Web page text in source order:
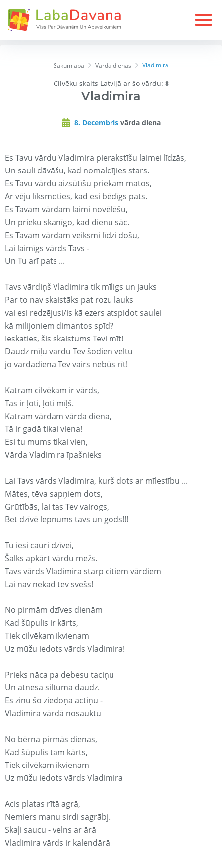
Sākumlapa Varda dienas Vladimira
Cilvēku skaits Latvijā ar šo vārdu: 8
Vladimira
8. Decembrisvārda diena
Es Tavu vārdu Vladimira pierakstīšu laimei līdzās,
Un sauli dāvāšu, kad nomaldījies stars.
Es Tavu vārdu aizsūtīšu priekam matos,
Ar vēju līksmoties, kad esi bēdīgs pats.
Es Tavam vārdam laimi novēlēšu,
Un prieku skanīgo, kad dienu sāc.
Es Tavam vārdam veiksmi līdzi došu,
Lai laimīgs vārds Tavs -
Un Tu arī pats ...
Tavs vārdiņš Vladimira tik mīligs un jauks
Par to nav skaistāks pat rozu lauks
vai esi redzējusi/is kā ezers atspidot saulei
kā milijoniem dimantos spīd?
Ieskaties, šis skaistums Tevi mīt!
Daudz mīļu vardu Tev šodien veltu
jo vardadiena Tev vairs nebūs rīt!
Katram cilvēkam ir vārds,
Tas ir ļoti, ļoti mīļš.
Katram vārdam vārda diena,
Tā ir gadā tikai viena!
Esi tu mums tikai vien,
Vārda Vladimira īpašnieks
Lai Tavs vārds Vladimira, kurš dots ar mīlestību ...
Mātes, tēva sapņiem dots,
Grūtībās, lai tas Tev vairogs,
Bet dzīvē lepnums tavs un gods!!!
Tu iesi cauri dzīvei,
Šalks apkārt vārdu mežs.
Tavs vārds Vladimira starp citiem vārdiem
Lai nav nekad tev svešs!
No pirmām dzīves dienām
Kad šūpulis ir kārts,
Tiek cilvēkam ikvienam
Uz mūžu iedots vārds Vladimira!
Prieks nāca pa debesu taciņu
Un atnesa siltuma daudz.
Es zinu šo ziedoņa actiņu -
Vladimira vārdā nosauktu
No bērna pirmās dienas,
Kad šūpulis tam kārts,
Tiek cilvēkam ikvienam
Uz mūžu iedots vārds Vladimira
Acis platas rītā agrā,
Nemiers manu sirdi sagrābj.
Skaļi saucu - velns ar ārā
Vladimira vārds ir kalendārā!